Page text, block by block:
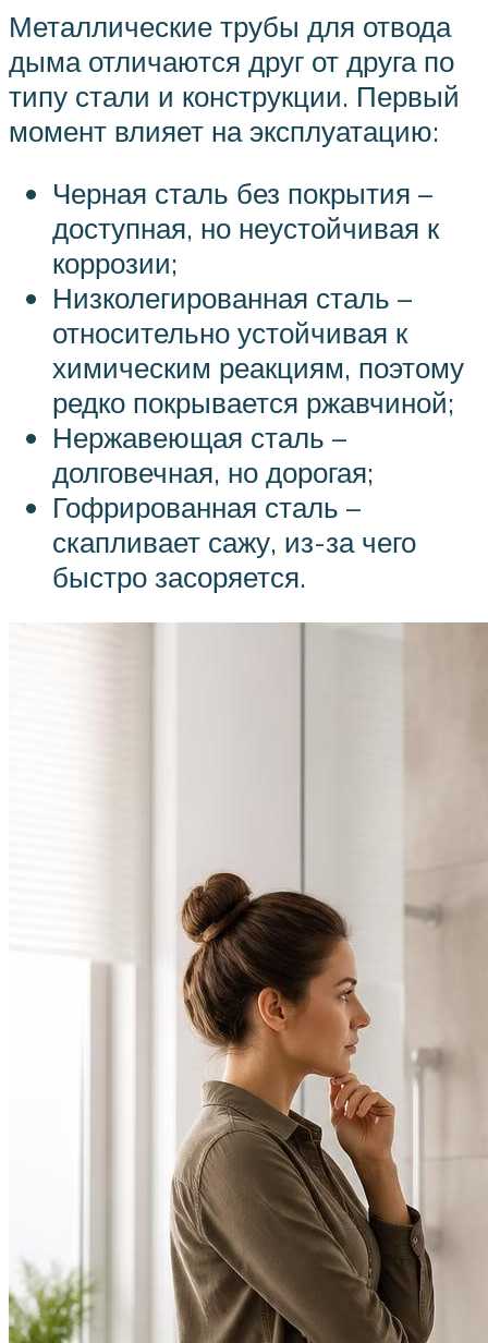
Металлические трубы для отвода
дыма отличаются друг от друга по
типу стали и конструкции. Первый
момент влияет на эксплуатацию:
Черная сталь без покрытия –
доступная, но неустойчивая к
коррозии;
Низколегированная сталь –
относительно устойчивая к
химическим реакциям, поэтому
редко покрывается ржавчиной;
Нержавеющая сталь –
долговечная, но дорогая;
Гофрированная сталь –
скапливает сажу, из-за чего
быстро засоряется.